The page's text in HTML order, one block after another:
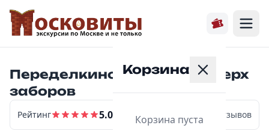
Главная
Корзина
Корзина пуста
Переделкино. История поверх
заборов
Рейтинг 5.0 отзывов